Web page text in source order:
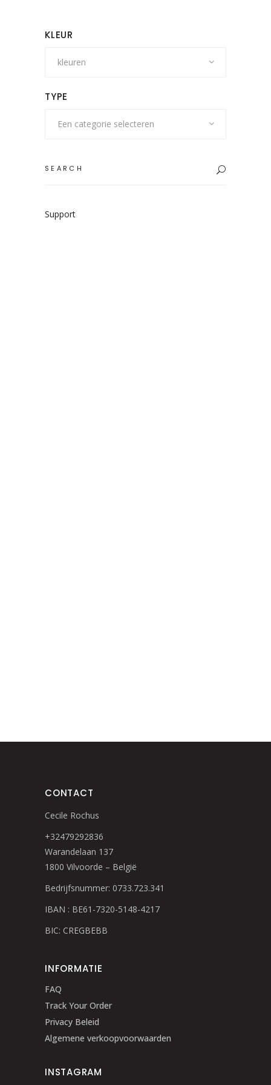
KLEUR
kleuren
TYPE
Een categorie selecteren
for:
Support
CONTACT
Cecile Rochus
+32479292836
Warandelaan 137
1800 Vilvoorde – België
Bedrijfsnummer: 0733.723.341
IBAN : BE61-7320-5148-4217
BIC: CREGBEBB
INFORMATIE
FAQ
Track Your Order
Privacy Beleid
Algemene verkoopvoorwaarden
INSTAGRAM